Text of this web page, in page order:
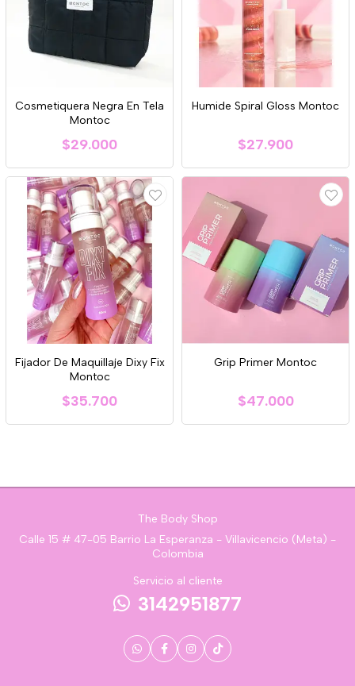
Cosmetiquera Negra En Tela
Montoc
$29.000
Humide Spiral Gloss Montoc
$27.900
Fijador De Maquillaje Dixy Fix
Montoc
$35.700
Grip Primer Montoc
$47.000
The Body Shop
Calle 15 # 47-05 Barrio La Esperanza - Villavicencio (Meta) -
Colombia
Servicio al cliente
3142951877